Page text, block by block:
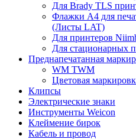
Для Brady TLS
Флажки A4 для
(Листы LAT)
Для принтеров
Для стационарных
Преднапечатанная
WM TWM
Цветовая
Клипсы
Электрические знаки
Инструменты Weicon
Клеймение бирок
Кабель и провод